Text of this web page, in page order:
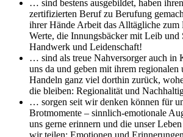
… sind bestens ausgebildet, haben
zertifizierten Beruf zu Berufung
ihrer Hände Arbeit das Alltägliche zum
Werte, die Innungsbäcker mit Leib und
Handwerk und Leidenschaft!
… sind als treue Nahversorger auch in
uns da und geben mit ihrem regionalen
Handeln ganz viel dorthin zurück,
die bleiben: Regionalität und
… sorgen seit wir denken können für
Brotmomente – sinnlich-emotionale
uns gerne erinnern und die unser
wir teilen: Emotionen und